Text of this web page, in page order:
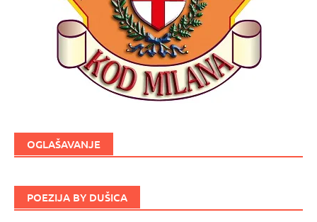
OGLAŠAVANJE
POEZIJA BY DUŠICA